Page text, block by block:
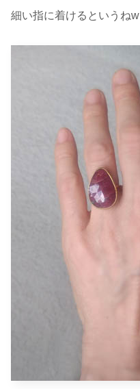
細い指に着けるというねw